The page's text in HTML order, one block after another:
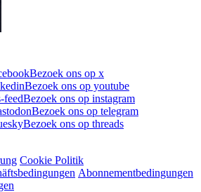
Bezoek ons op x
Bezoek ons op youtube
feedBezoek ons op instagram
Bezoek ons op telegram
Bezoek ons op threads
Cookie Politik
Abonnementbedingungen